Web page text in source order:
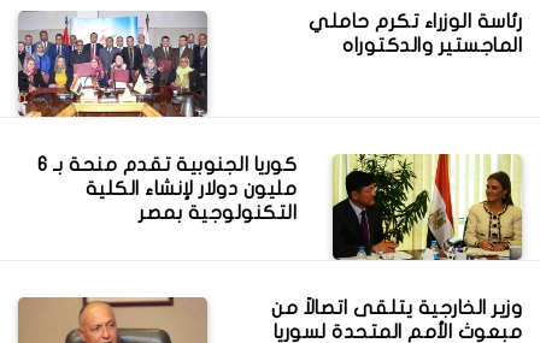
رئاسة الوزراء تكرم حاملي
الماجستير والدكتوراه
كوريا الجنوبية تقدم منحة بـ 6
مليون دولار لإنشاء الكلية
التكنولوجية بمصر
وزير الخارجية يتلقى اتصالاً من
مبعوث الأمم المتحدة لسوريا